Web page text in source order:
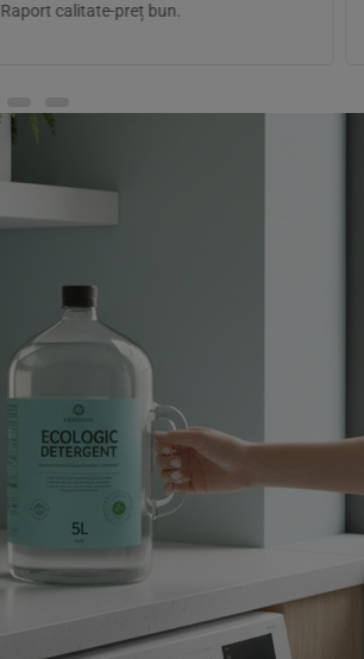
Raport calitate-preț bun.